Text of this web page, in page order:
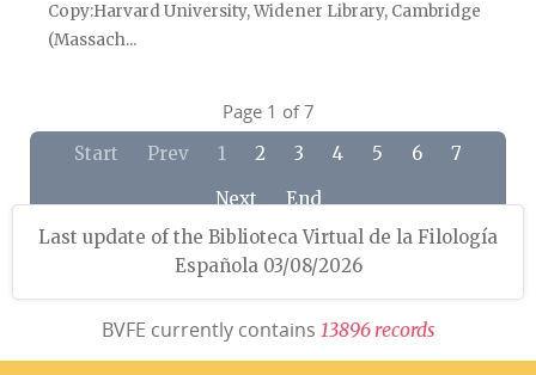
CopyHarvard University, Widener Library, Cambridge
(Massach...
Page 1 of 7
Start Prev 1 2 3 4 5 6
7
Next
End
Last update of the Biblioteca Virtual de la Filología
Española 03/08/2026
BVFE currently contains 13896 records